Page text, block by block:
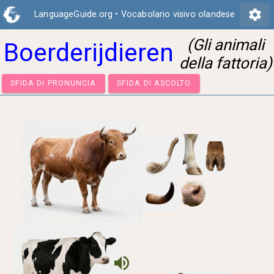
LanguageGuide.org • Vocabolario visivo olandese settings
Boerderijdieren
(Gli animali
della fattoria)
SFIDA DI PRONUNCIA SFIDA DI ASCOLTO
volume_up